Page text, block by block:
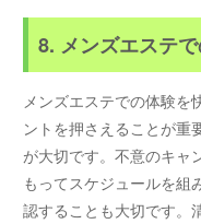
8. メンズエステ
メンズエステでの体験を
ントを押さえることが重
が大切です。不意のキャ
もってスケジュールを組
認することも大切です。